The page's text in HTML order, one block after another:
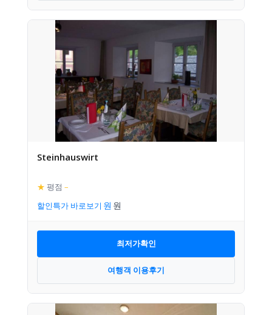
Steinhauswirt
★ 평점 –
할인특가 바로보기
최저가확인
여행객 이용후기